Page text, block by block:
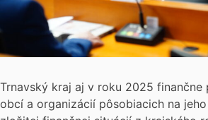
Trnavský kraj aj v roku 2025
obcí a organizácií pôsobiacich na